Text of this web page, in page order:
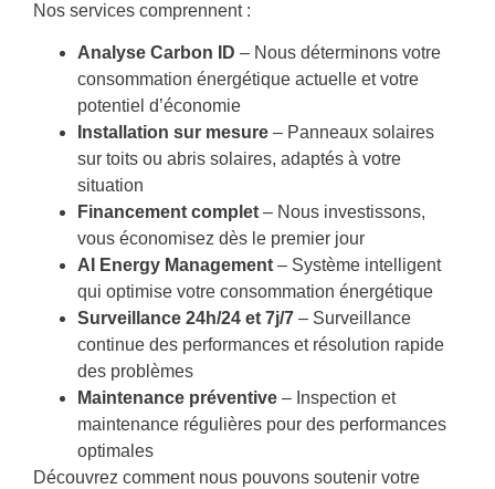
Nos services comprennent :
Analyse Carbon ID – Nous déterminons votre
consommation énergétique actuelle et votre
potentiel d’économie
Installation sur mesure – Panneaux solaires
sur toits ou abris solaires, adaptés à votre
situation
Financement complet – Nous investissons,
vous économisez dès le premier jour
AI Energy Management – Système intelligent
qui optimise votre consommation énergétique
Surveillance 24h/24 et 7j/7 – Surveillance
continue des performances et résolution rapide
des problèmes
Maintenance préventive – Inspection et
maintenance régulières pour des performances
optimales
Découvrez comment nous pouvons soutenir votre